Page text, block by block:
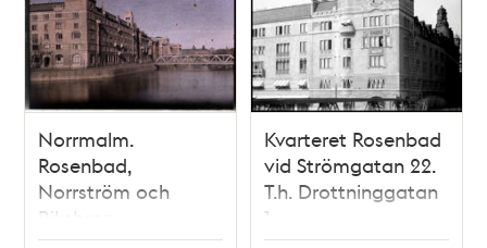
Norrmalm.
Rosenbad,
Norrström och
Riksbron
Kvarteret Rosenbad
vid Strömgatan 22.
T.h. Drottninggatan
1